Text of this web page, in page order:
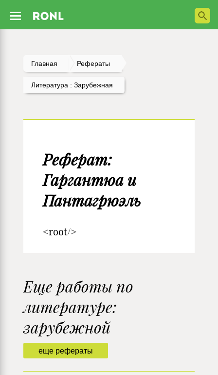
Главная Рефераты
Литература : Зарубежная
Реферат:
Гаргантюа и
Пантагрюэль
<root/>
еще рефераты
Еще работы по
литературе:
зарубежной